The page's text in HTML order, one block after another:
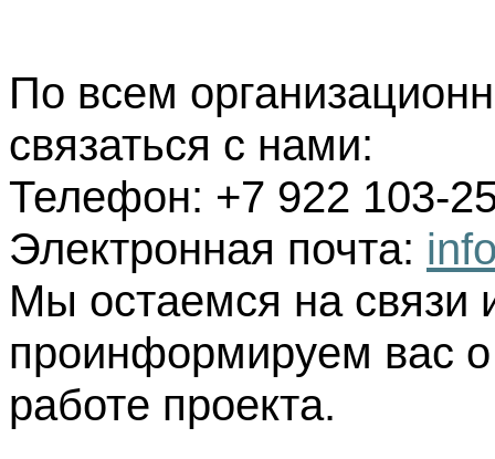
По всем
связаться с нами:
Телефон: +7 922 103-
Электронная почта:
Мы остаемся на связи
проинформируем вас
работе проекта.